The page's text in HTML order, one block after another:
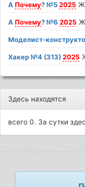
А Почему? №52025
А Почему? №62025
Моделист-
Хакер №4 (313)2025
Здесь находятся
всего 0. За сутки